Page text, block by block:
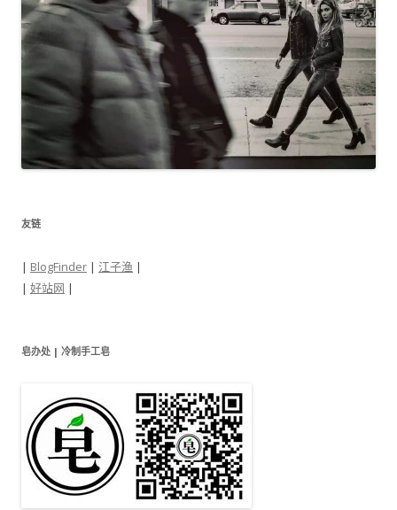
友链
| BlogFinder | 江子渔 |
| 好站网 |
皂办处 | 冷制手工皂